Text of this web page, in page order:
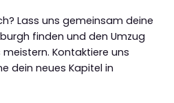
Lass uns gemeinsam deine
finden und den Umzug
Kontaktiere uns
dein neues Kapitel in